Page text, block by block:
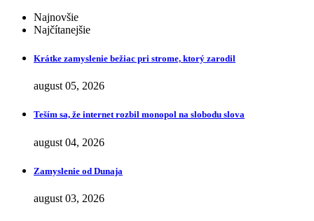
Najnovšie
Najčítanejšie
Krátke zamyslenie bežiac pri strome, ktorý zarodil
august 05, 2026
Teším sa, že internet rozbil monopol na slobodu slova
august 04, 2026
Zamyslenie od Dunaja
august 03, 2026